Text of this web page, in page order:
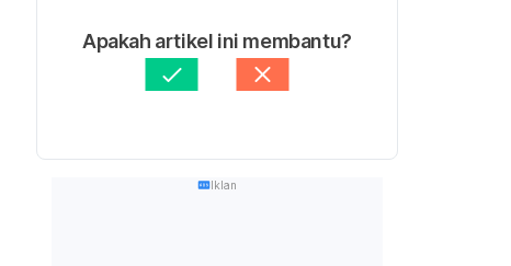
Apakah artikel ini membantu?
Iklan